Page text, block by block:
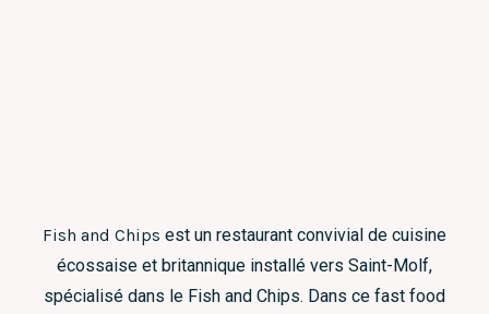
Fish and Chips est un restaurant convivial de cuisine
écossaise et britannique installé vers Saint-Molf,
spécialisé dans le Fish and Chips. Dans ce fast food